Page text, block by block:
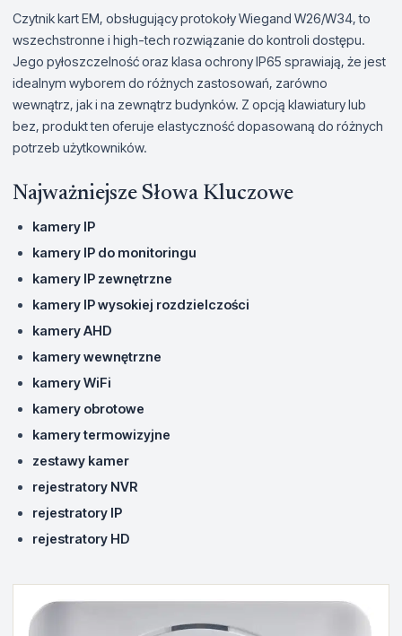
Czytnik kart EM, obsługujący protokoły Wiegand W26/W34, to
wszechstronne i high-tech rozwiązanie do kontroli dostępu.
Jego pyłoszczelność oraz klasa ochrony IP65 sprawiają, że jest
idealnym wyborem do różnych zastosowań, zarówno
wewnątrz, jak i na zewnątrz budynków. Z opcją klawiatury lub
bez, produkt ten oferuje elastyczność dopasowaną do różnych
potrzeb użytkowników.
Najważniejsze Słowa Kluczowe
kamery IP
kamery IP do monitoringu
kamery IP zewnętrzne
kamery IP wysokiej rozdzielczości
kamery AHD
kamery wewnętrzne
kamery WiFi
kamery obrotowe
kamery termowizyjne
zestawy kamer
rejestratory NVR
rejestratory IP
rejestratory HD